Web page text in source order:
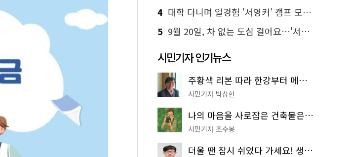
4 대학 다니며 일경험 '서영커' 캠프 모집…전액 무료
5 9월 20일, 차 없는 도심 걸어요…'서울 걷자 페스티벌' 선착순 5천명
시민기자 인기뉴스
주황색 리본 따라 한강부터 메타세쿼이아 숲길까지…서울둘레길 15코스
시민기자 박상현
나의 마음을 사로잡은 건축물은? '서울시 건축상' 수상작 공개!
시민기자 조수봉
더울 땐 잠시 쉬었다 가세요! 생수 냉장고부터 해피소·무더위쉼터까지